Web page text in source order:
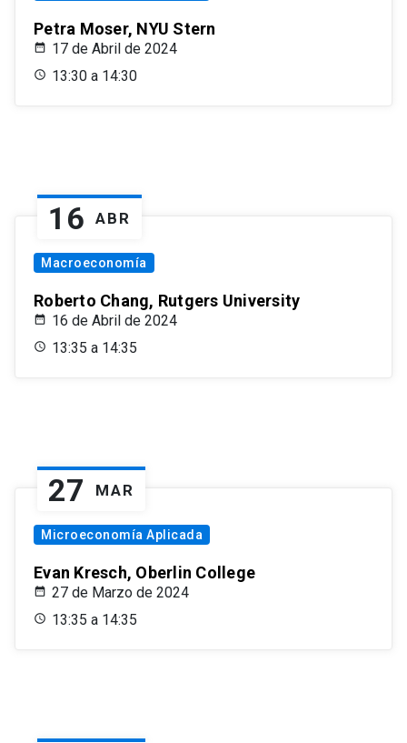
Petra Moser, NYU Stern
17 de Abril de 2024
13:30 a 14:30
16 ABR
Macroeconomía
Roberto Chang, Rutgers University
16 de Abril de 2024
13:35 a 14:35
27 MAR
Microeconomía Aplicada
Evan Kresch, Oberlin College
27 de Marzo de 2024
13:35 a 14:35